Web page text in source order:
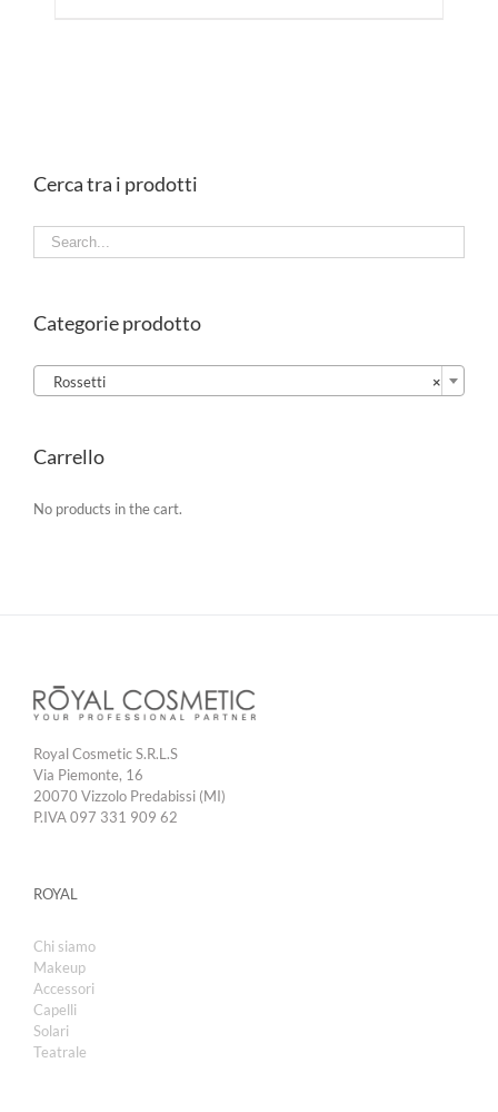
Cerca tra i prodotti
Categorie prodotto
×
Rossetti
Carrello
No products in the cart.
Royal Cosmetic S.R.L.S
Via Piemonte, 16
20070 Vizzolo Predabissi (MI)
P.IVA 097 331 909 62
ROYAL
Chi siamo
Makeup
Accessori
Capelli
Solari
Teatrale